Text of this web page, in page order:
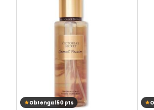
Obtenga 150 pts